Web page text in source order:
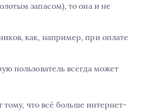
запасом), то она и не
как, например, при оплате
пользователь всегда может
тому, что всё больше интернет-